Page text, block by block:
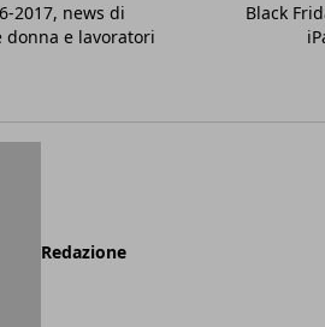
2017, news di
donna e lavoratori
Black
Redazione